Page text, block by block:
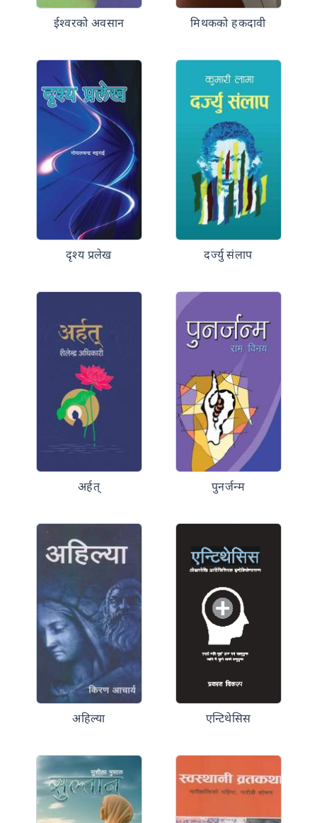
ईश्वरको अवसान मिथकको हकदावी
दृश्य प्रलेख दर्ज्यु संलाप
अर्हत् पुनर्जन्म
अहिल्या एन्टिथेसिस